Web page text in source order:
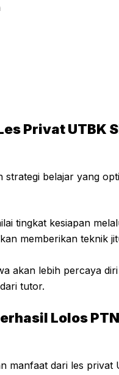
Privat UTBK
belajar yang
tingkat kesiapan
memberikan teknik
akan lebih percaya
tutor.
Lolos
manfaat dari les privat